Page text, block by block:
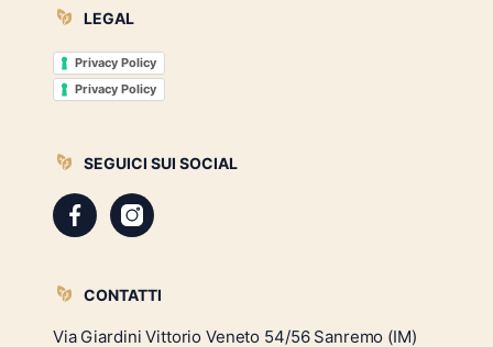
LEGAL
Privacy Policy
Privacy Policy
SEGUICI SUI SOCIAL
CONTATTI
Via Giardini Vittorio Veneto 54/56 Sanremo (IM)